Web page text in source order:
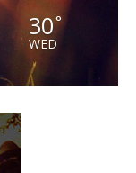
30°
WED